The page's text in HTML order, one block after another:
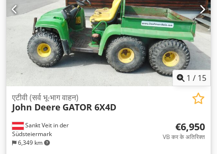
1 / 15
Sankt Veit in der
Südsteiermark
6,349 km
एटीवी (सर्व भू-भाग वाहन)
John Deere GATOR 6X4D
€6,950
VB कर के अतिरिक्त